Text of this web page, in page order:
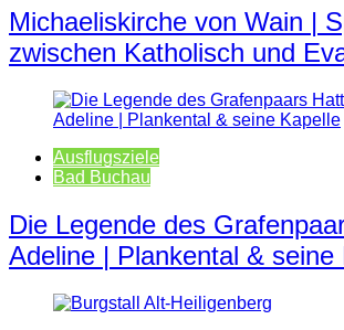
Michaeliskirche von Wain |
zwischen Katholisch und
Ausflugsziele
Bad Buchau
Die Legende des
Adeline | Plankental & seine